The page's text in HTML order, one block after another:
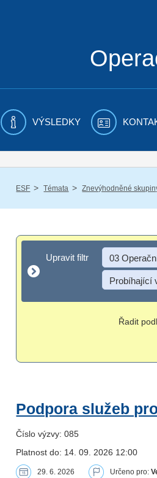
VÝSLEDKY
ESF / Témata / Znevýhodněné
Upravit filtr
Upravit filtr 03
Probíhající
Řadit
Podpora služeb
Číslo výzvy: 085
Platnost do: 14. 09. 2026 12:00
29. 6. 2026 Určeno pro: